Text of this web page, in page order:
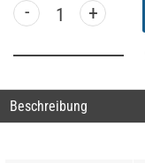
- +
Beschreibung